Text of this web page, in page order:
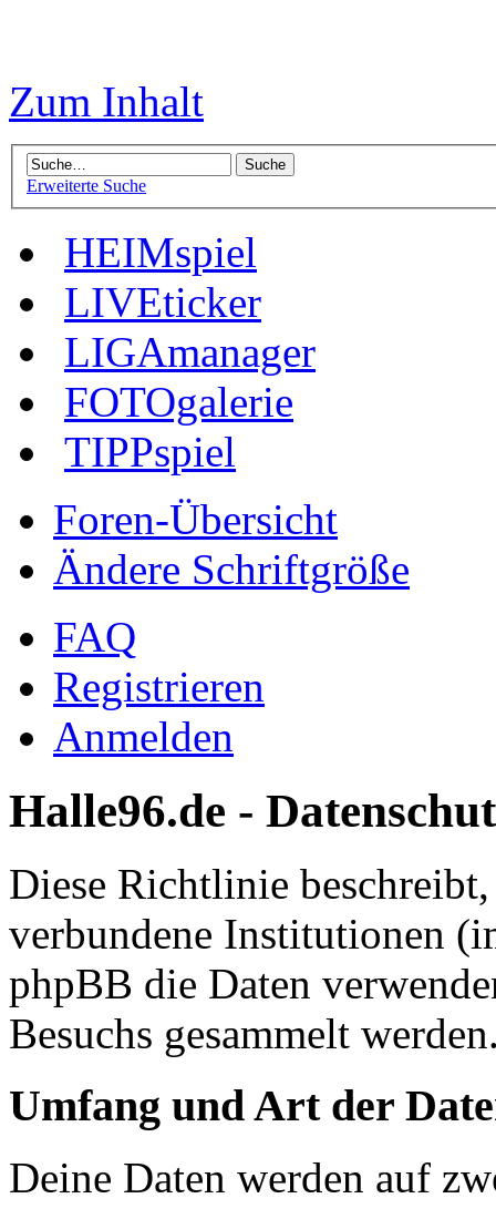
Zum Inhalt
Erweiterte Suche
HEIMspiel
LIVEticker
LIGAmanager
FOTOgalerie
TIPPspiel
Foren-Übersicht
Ändere Schriftgröße
FAQ
Registrieren
Anmelden
Halle96.de -
Diese Richtlinie
verbundene Institutionen
phpBB die Daten
Besuchs gesammelt
Umfang und Art der
Deine Daten werden auf